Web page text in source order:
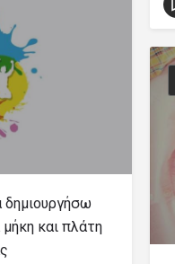
και πλάτη